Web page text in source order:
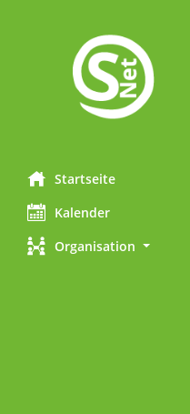
Startseite
Kalender
Organisation